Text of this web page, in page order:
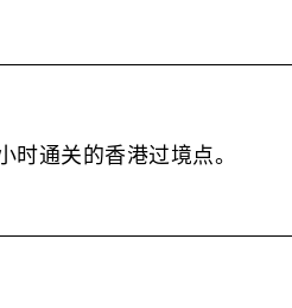
时通关的香港过境点。